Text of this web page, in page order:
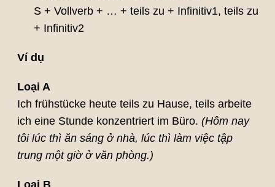
S + Vollverb + … + teils zu + Infinitiv1, teils zu
+ Infinitiv2
Ví dụ
Loại A
Ich frühstücke heute teils zu Hause, teils arbeite
ich eine Stunde konzentriert im Büro. (Hôm nay
tôi lúc thì ăn sáng ở nhà, lúc thì làm việc tập
trung một giờ ở văn phòng.)